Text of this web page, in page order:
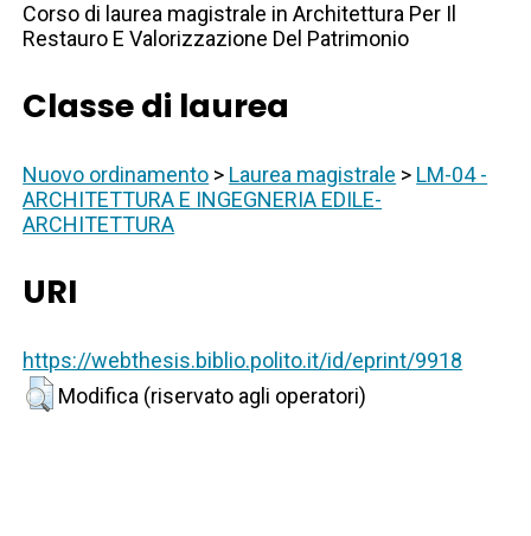
Corso di laurea magistrale in Architettura Per Il
Restauro E Valorizzazione Del Patrimonio
Classe di laurea
Nuovo ordinamento > Laurea magistrale > LM-04 -
ARCHITETTURA E INGEGNERIA EDILE-
ARCHITETTURA
URI
https://webthesis.biblio.polito.it/id/eprint/9918
Modifica (riservato agli operatori)